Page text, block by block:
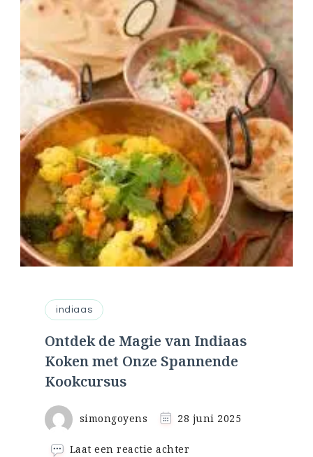
indiaas
Ontdek de Magie van Indiaas
Koken met Onze Spannende
Kookcursus
simongoyens 28 juni 2025
Laat een reactie achter